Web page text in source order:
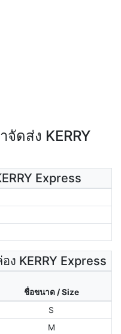
จัดส่ง KERRY
Express
ง KERRY Express
ชื่อขนาด / Size
S
M